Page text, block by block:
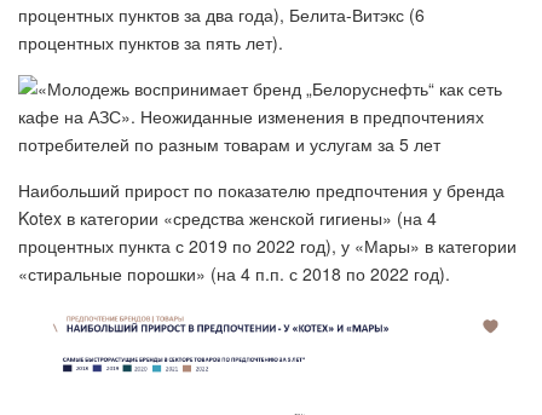
процентных пунктов за два года), Белита-Витэкс (6
процентных пунктов за пять лет).
Наибольший прирост по показателю предпочтения у бренда
Kotex в категории «средства женской гигиены» (на 4
процентных пункта с 2019 по 2022 год), у «Мары» в категории
«стиральные порошки» (на 4 п.п. с 2018 по 2022 год).